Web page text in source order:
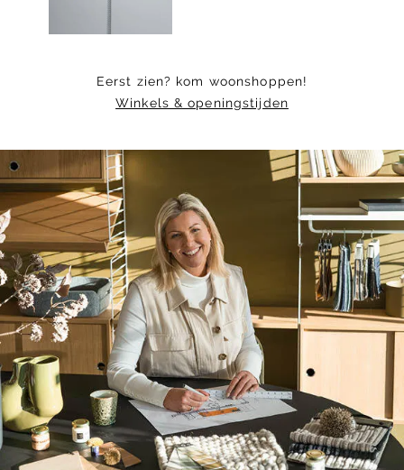
Eerst zien? kom woonshoppen!
Winkels & openingstijden